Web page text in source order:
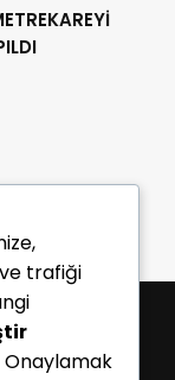
trafiği
Onaylamak